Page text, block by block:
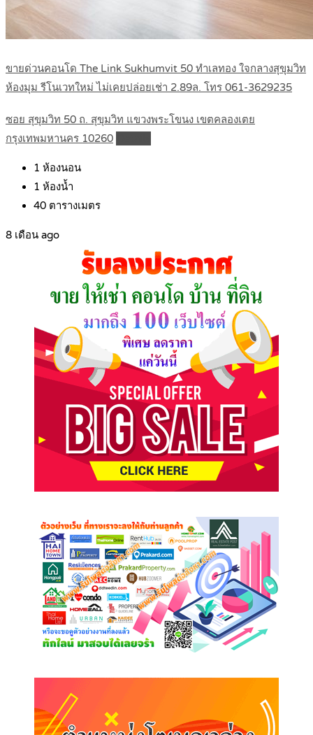
ขายด่วนคอนโด The Link Sukhumvit 50 ทำเลทอง ใจกลางสุขุมวิท
ห้องมุม รีโนเวทใหม่ ไม่เคยปล่อยเช่า 2.89ล. โทร 061-3629235
ซอย สุขุมวิท 50 ถ. สุขุมวิท แขวงพระโขนง เขตคลองเตย
กรุงเทพมหานคร 10260
1 ห้องนอน
1 ห้องน้ำ
40 ตารางเมตร
8 เดือน ago